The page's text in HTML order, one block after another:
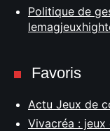
Politique de
Favoris
Actu Jeux de
Vivacréa :